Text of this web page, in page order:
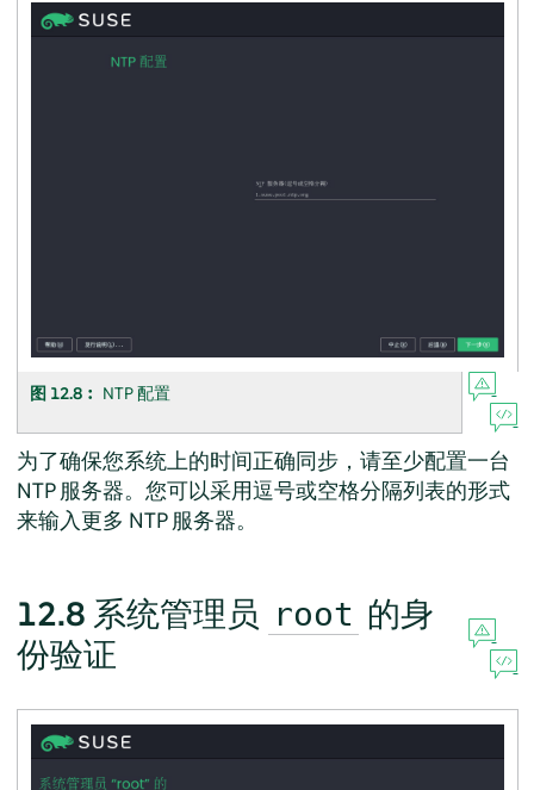
图 12.8︰ NTP 配置
为了确保您系统上的时间正确同步，请至少配置一台
NTP 服务器。您可以采用逗号或空格分隔列表的形式
来输入更多 NTP 服务器。
12.8 系统管理员 root 的身
份验证